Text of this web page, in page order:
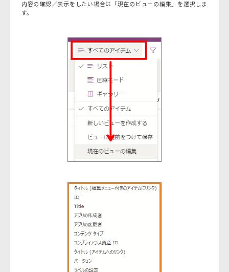
内容の確認／表示をしたい場合は「現在のビューの編集」を選択しま
す。